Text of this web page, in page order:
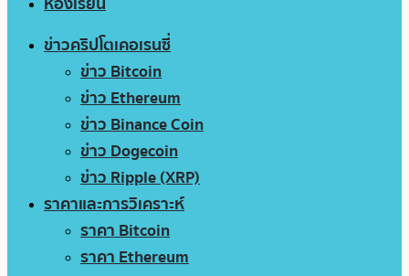
ข่าวคริปโตเคอเรนซี่
ข่าว Bitcoin
ข่าว Ethereum
ข่าว Binance Coin
ข่าว Dogecoin
ข่าว Ripple (XRP)
ราคาและการวิเคราะห์
ราคา Bitcoin
ราคา Ethereum